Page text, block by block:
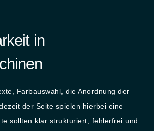
in
Farbauswahl, die Anordnung der
der Seite spielen hierbei eine
sollten klar strukturiert, fehlerfrei und